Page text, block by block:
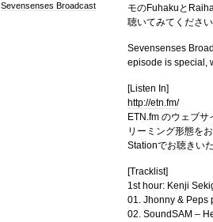
Sevensenses Broadcast
モのFuhakuと
聴いてみてください
Sevensenses
episode is special,
[Listen In]
http://etn.fm/
ETN.fm のウェブ
リーミング形態を
Stationでお聴きい
[Tracklist]
1st hour: Kenji
01. Jhonny & Peps
02. SoundSAM –